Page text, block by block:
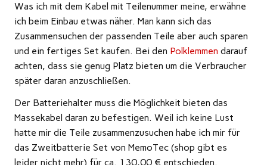
Was ich mit dem Kabel mit Teilenummer meine, erwähne
ich beim Einbau etwas näher. Man kann sich das
Zusammensuchen der passenden Teile aber auch sparen
und ein fertiges Set kaufen. Bei den Polklemmen darauf
achten, dass sie genug Platz bieten um die Verbraucher
später daran anzuschließen.
Der Batteriehalter muss die Möglichkeit bieten das
Massekabel daran zu befestigen. Weil ich keine Lust
hatte mir die Teile zusammenzusuchen habe ich mir für
das Zweitbatterie Set von MemoTec (shop gibt es
leider nicht mehr) für ca. 130,00 € entschieden.